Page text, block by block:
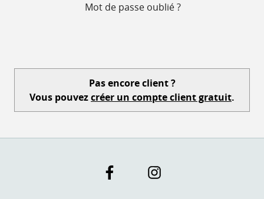
Mot de passe oublié ?
Pas encore client ?
Vous pouvezcréer un compte client gratuit.